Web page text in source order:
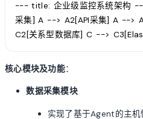
--- title: 企业级监控系统架构
采集] A --> A2[API采集] A -->
C2[关系型数据库] C -->
核心模块及功能：
数据采集模块
实现了基于Agent的主机